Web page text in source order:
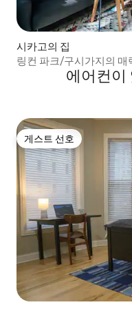
시카고의 집
링컨 파크/구시가지의 매
에어컨이
게스트 선호
게스트 선호